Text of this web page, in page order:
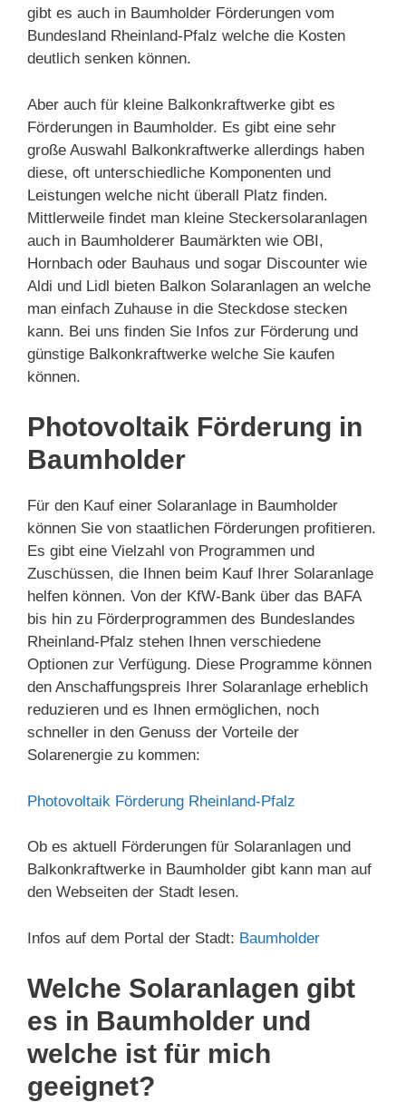
gibt es auch in Baumholder Förderungen vom
Bundesland Rheinland-Pfalz welche die Kosten
deutlich senken können.
Aber auch für kleine Balkonkraftwerke gibt es
Förderungen in Baumholder. Es gibt eine sehr
große Auswahl Balkonkraftwerke allerdings haben
diese, oft unterschiedliche Komponenten und
Leistungen welche nicht überall Platz finden.
Mittlerweile findet man kleine Steckersolaranlagen
auch in Baumholderer Baumärkten wie OBI,
Hornbach oder Bauhaus und sogar Discounter wie
Aldi und Lidl bieten Balkon Solaranlagen an welche
man einfach Zuhause in die Steckdose stecken
kann. Bei uns finden Sie Infos zur Förderung und
günstige Balkonkraftwerke welche Sie kaufen
können.
Photovoltaik Förderung in
Baumholder
Für den Kauf einer Solaranlage in Baumholder
können Sie von staatlichen Förderungen profitieren.
Es gibt eine Vielzahl von Programmen und
Zuschüssen, die Ihnen beim Kauf Ihrer Solaranlage
helfen können. Von der KfW-Bank über das BAFA
bis hin zu Förderprogrammen des Bundeslandes
Rheinland-Pfalz stehen Ihnen verschiedene
Optionen zur Verfügung. Diese Programme können
den Anschaffungspreis Ihrer Solaranlage erheblich
reduzieren und es Ihnen ermöglichen, noch
schneller in den Genuss der Vorteile der
Solarenergie zu kommen:
Photovoltaik Förderung Rheinland-Pfalz
Ob es aktuell Förderungen für Solaranlagen und
Balkonkraftwerke in Baumholder gibt kann man auf
den Webseiten der Stadt lesen.
Infos auf dem Portal der Stadt: Baumholder
Welche Solaranlagen gibt
es in Baumholder und
welche ist für mich
geeignet?